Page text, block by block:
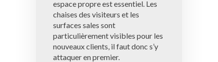
espace propre est essentiel. Les
chaises des visiteurs et les
surfaces sales sont
particulièrement visibles pour les
nouveaux clients, il faut donc s’y
attaquer en premier.